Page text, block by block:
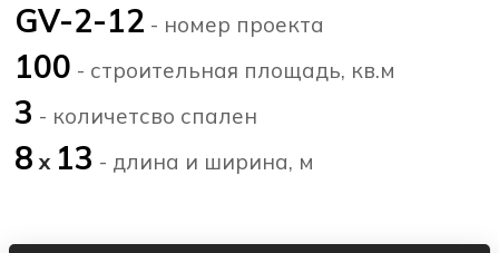
GV-2-12 - номер проекта
100 - строительная площадь, кв.м
3 - количетсво спален
8 х 13 - длина и ширина, м